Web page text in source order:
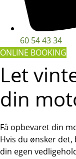
60 54 43 34
ONLINE BOOKING
Let
din
Få opbevaret din
Hvis du ønsker
din egen